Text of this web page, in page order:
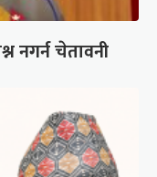
नगर्न चेतावनी